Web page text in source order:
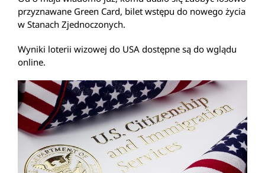
przyznawane Green Card, bilet wstępu do nowego życia
w Stanach Zjednoczonych.
Wyniki loterii wizowej do USA dostępne są do wglądu
online.